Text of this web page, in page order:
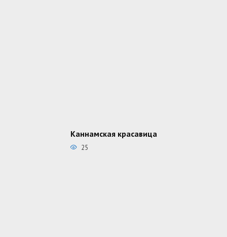
Каннамская красавица
25